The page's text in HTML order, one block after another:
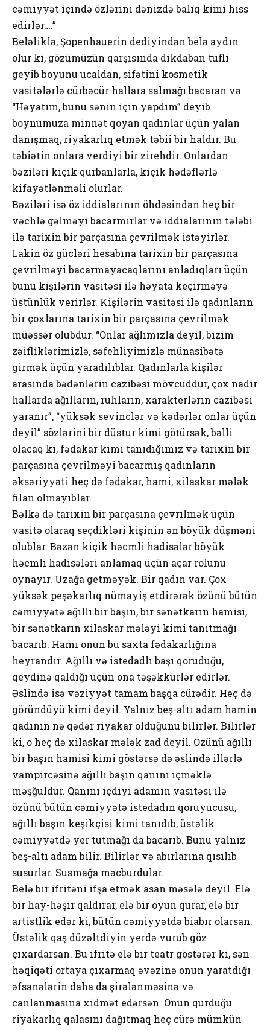
cəmiyyət içində özlərini dənizdə balıq kimi hiss
edirlər….”
Beləliklə, Şopenhauerin dediyindən belə aydın
olur ki, gözümüzün qarşısında dikdaban tufli
geyib boyunu ucaldan, sifətini kosmetik
vasitələrlə cürbəcür hallara salmağı bacaran və
“Həyatım, bunu sənin için yapdım” deyib
boynumuza minnət qoyan qadınlar üçün yalan
danışmaq, riyakarlıq etmək təbii bir haldır. Bu
təbiətin onlara verdiyi bir zirehdir. Onlardan
bəziləri kiçik qurbanlarla, kiçik hədəflərlə
kifayətlənməli olurlar.
Bəziləri isə öz iddialarının öhdəsindən heç bir
vəchlə gəlməyi bacarmırlar və iddialarının tələbi
ilə tarixin bir parçasına çevrilmək istəyirlər.
Lakin öz gücləri hesabına tarixin bir parçasına
çevrilməyi bacarmayacaqlarını anladıqları üçün
bunu kişilərin vasitəsi ilə həyata keçirməyə
üstünlük verirlər. Kişilərin vasitəsi ilə qadınların
bir çoxlarına tarixin bir parçasına çevrilmək
müəssər olubdur. “Onlar ağlımızla deyil, bizim
zəifliklərimizlə, səfehliyimizlə münasibətə
girmək üçün yaradılıblar. Qadınlarla kişilər
arasında bədənlərin cazibəsi mövcuddur, çox nadir
hallarda ağılların, ruhların, xarakterlərin cazibəsi
yaranır”, “yüksək sevinclər və kədərlər onlar üçün
deyil” sözlərini bir düstur kimi götürsək, bəlli
olacaq ki, fədakar kimi tanıdığımız və tarixin bir
parçasına çevrilməyi bacarmış qadınların
əksəriyyəti heç də fədakar, hami, xilaskar mələk
filan olmayıblar.
Bəlkə də tarixin bir parçasına çevrilmək üçün
vasitə olaraq seçdikləri kişinin ən böyük düşməni
olublar. Bəzən kiçik həcmli hadisələr böyük
həcmli hadisələri anlamaq üçün açar rolunu
oynayır. Uzağa getməyək. Bir qadın var. Çox
yüksək peşəkarlıq nümayiş etdirərək özünü bütün
cəmiyyətə ağıllı bir başın, bir sənətkarın hamisi,
bir sənətkarın xilaskar mələyi kimi tanıtmağı
bacarıb. Hamı onun bu saxta fədakarlığına
heyrandır. Ağıllı və istedadlı başı qoruduğu,
qeydinə qaldığı üçün ona təşəkkürlər edirlər.
Əslində isə vəziyyət tamam başqa cürədir. Heç də
göründüyü kimi deyil. Yalnız beş-altı adam həmin
qadının nə qədər riyakar olduğunu bilirlər. Bilirlər
ki, o heç də xilaskar mələk zad deyil. Özünü ağıllı
bir başın hamisi kimi göstərsə də əslində illərlə
vampircəsinə ağıllı başın qanını içməklə
məşğuldur. Qanını içdiyi adamın vasitəsi ilə
özünü bütün cəmiyyətə istedadın qoruyucusu,
ağıllı başın keşikçisi kimi tanıdıb, üstəlik
cəmiyyətdə yer tutmağı da bacarıb. Bunu yalnız
beş-altı adam bilir. Bilirlər və abırlarına qısılıb
susurlar. Susmağa məcburdular.
Belə bir ifritəni ifşa etmək asan məsələ deyil. Elə
bir hay-həşir qaldırar, elə bir oyun qurar, elə bir
artistlik edər ki, bütün cəmiyyətdə biabır olarsan.
Üstəlik qaş düzəltdiyin yerdə vurub göz
çıxardarsan. Bu ifritə elə bir teatr göstərər ki, sən
həqiqəti ortaya çıxarmaq əvəzinə onun yaratdığı
əfsanələrin daha da şirələnməsinə və
canlanmasına xidmət edərsən. Onun qurduğu
riyakarlıq qalasını dağıtmaq heç cürə mümkün